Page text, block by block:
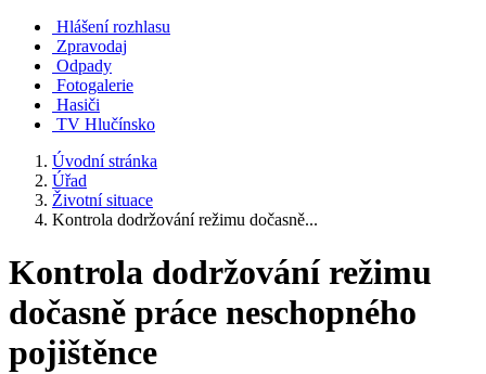
Hlášení rozhlasu
Zpravodaj
Odpady
Fotogalerie
Hasiči
TV Hlučínsko
Úvodní stránka
Úřad
Životní situace
Kontrola dodržování režimu dočasně...
Kontrola dodržování režimu
dočasně práce neschopného
pojištěnce